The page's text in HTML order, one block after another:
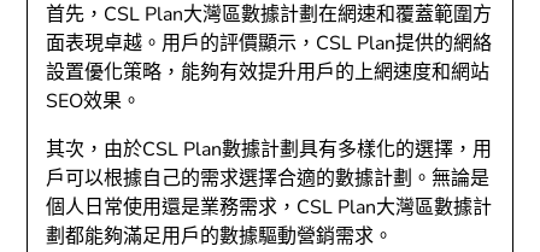
首先，CSL Plan大灣區數據計劃在網速和覆蓋範圍方
面表現卓越。用戶的評價顯示，CSL Plan提供的網絡
設置優化策略，能夠有效提升用戶的上網速度和網站
SEO效果。
其次，由於CSL Plan數據計劃具有多樣化的選擇，用
戶可以根據自己的需求選擇合適的數據計劃。無論是
個人日常使用還是業務需求，CSL Plan大灣區數據計
劃都能夠滿足用戶的數據驅動營銷需求。